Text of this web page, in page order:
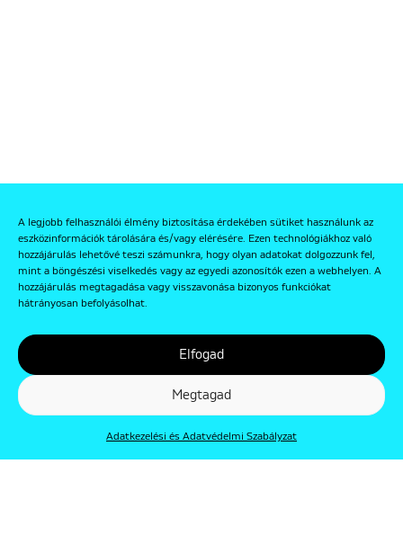
A legjobb felhasználói élmény biztosítása érdekében sütiket használunk az
eszközinformációk tárolására és/vagy elérésére. Ezen technológiákhoz való
hozzájárulás lehetővé teszi számunkra, hogy olyan adatokat dolgozzunk fel,
mint a böngészési viselkedés vagy az egyedi azonosítók ezen a webhelyen. A
hozzájárulás megtagadása vagy visszavonása bizonyos funkciókat
hátrányosan befolyásolhat.
Elfogad
Megtagad
Adatkezelési és Adatvédelmi Szabályzat